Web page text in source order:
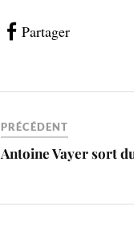
Partager
PRÉCÉDENT
Antoine Vayer sort